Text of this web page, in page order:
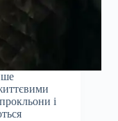
і